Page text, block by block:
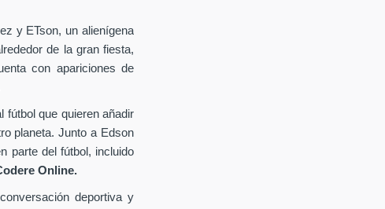
y ETson, un alienígena
de la gran fiesta,
con apariciones de
fútbol que quieren añadir
planeta. Junto a Edson
parte del fútbol, incluido
Online.
deportiva y